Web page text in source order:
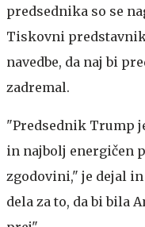
predsednika so se
Tiskovni
navedbe, da naj bi
zadremal.
"Predsednik Trump
in najbolj energičen
zgodovini," je dejal
dela za to, da bi bila